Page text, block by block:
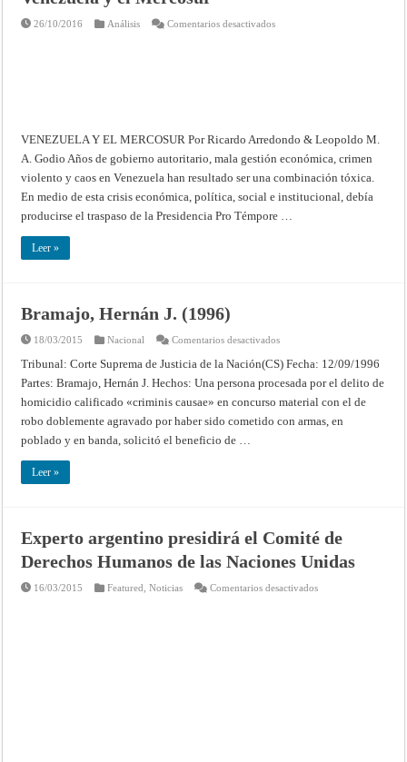
26/10/2016 Análisis Comentarios desactivadosen
VENEZUELA Y EL MERCOSUR Por Ricardo Arredondo & Leopoldo M.
A. Godio Años de gobierno autoritario, mala gestión económica, crimen
violento y caos en Venezuela han resultado ser una combinación tóxica.
En medio de esta crisis económica, política, social e institucional, debía
producirse el traspaso de la Presidencia Pro Témpore …
Leer »
Bramajo, Hernán J. (1996)
18/03/2015 Nacional Comentarios desactivadosen
Hernán
J.
(1996)
Tribunal: Corte Suprema de Justicia de la Nación(CS) Fecha: 12/09/1996
Partes: Bramajo, Hernán J. Hechos: Una persona procesada por el delito de
homicidio calificado «criminis causae» en concurso material con el de
robo doblemente agravado por haber sido cometido con armas, en
poblado y en banda, solicitó el beneficio de …
Leer »
Experto argentino presidirá el Comité de
Derechos Humanos de las Naciones Unidas
16/03/2015 Featured ,Noticias Comentarios desactivadosen